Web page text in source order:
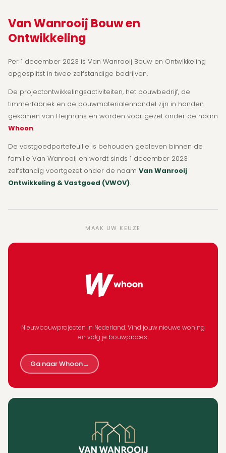
Van Wanrooij Bouw en
Ontwikkeling
Per 1 december 2023 is Van Wanrooij Bouw en Ontwikkeling
opgesplitst in twee zelfstandige bedrijven.
De projectontwikkelingsactiviteiten, het bouwbedrijf, de
timmerfabriek en de bouwmaterialenhandel zijn in handen
gekomen van Heijmans en worden voortgezet onder de naam
Whoon.
De vastgoedportefeuille is behouden gebleven binnen de
familie Van Wanrooij en wordt sinds 1 december 2023
zelfstandig voortgezet onder de naam Van Wanrooij
Ontwikkeling & Vastgoed (VWOV).
MAAK UW KEUZE
Nieuwbouwprojecten in Nederland. Vind jouw nieuwe woning
en volg je bouwproces.
Ga naar Whoon→